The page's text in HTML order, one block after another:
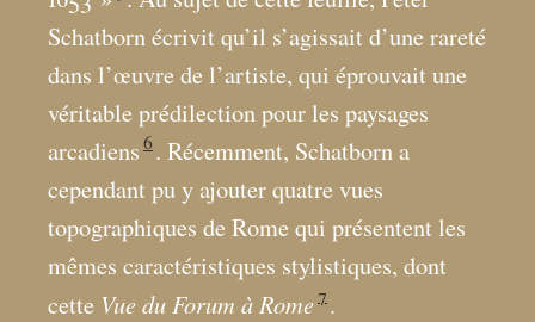
Schatborn écrivit qu’il s’agissait d’une rareté
dans l’œuvre de l’artiste, qui éprouvait une
véritable prédilection pour les paysages
arcadiens 6 . Récemment, Schatborn a
cependant pu y ajouter quatre vues
topographiques de Rome qui présentent les
mêmes caractéristiques stylistiques, dont
cette Vue du Forum à Rome 7 .